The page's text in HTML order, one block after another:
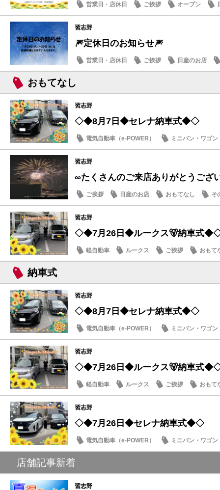
営業日・店休日 ご挨拶 オープン
習志野
🎆定休日のお知らせ🎆
営業日・店休日 ご挨拶 日産のお店
おもてなし
習志野
◇◆8月7日◆セレナ納車式◆◇
電気自動車（e-POWER）
ミニバン・ワゴン
納車式
習志野
∞たくさんのご来店ありがとうござ
ご挨拶 日産のお店 おもてなし そ
習志野
◇◆7月26日◆ルークス🐻納車式
軽自動車 ルークス ご挨拶 おもて
納車式
習志野
◇◆8月7日◆セレナ納車式◆◇
電気自動車（e-POWER）
ミニバン・ワゴン
納車式
習志野
◇◆7月26日◆ルークス🐻納車式
軽自動車 ルークス ご挨拶 おもて
習志野
◇◆7月26日◆セレナ納車式◆◇
電気自動車（e-POWER）
ミニバン・ワゴン
納車式
店舗記事新着
習志野